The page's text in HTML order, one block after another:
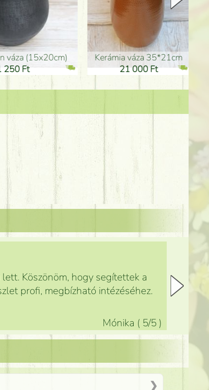
váza 35*21cm
21 000 Ft
ballagó fiú fa betűző
1 300 Ft
Köszönöm, hogy segítettek a
profi, megbízható intézéséhez.
Mónika ( 5/5 )